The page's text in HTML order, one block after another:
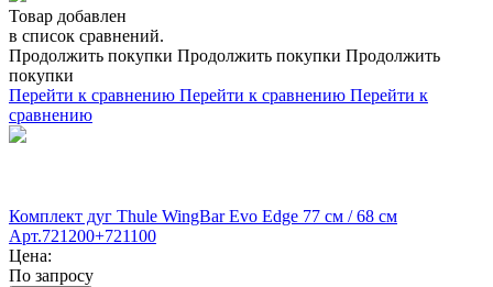
Товар добавлен
в список сравнений.
Продолжить покупки Продолжить покупки Продолжить
покупки
Перейти к сравнению Перейти к сравнению Перейти к
сравнению
Комплект дуг Thule WingBar Evo Edge 77 см / 68 см
Арт.721200+721100
Цена:
По запросу